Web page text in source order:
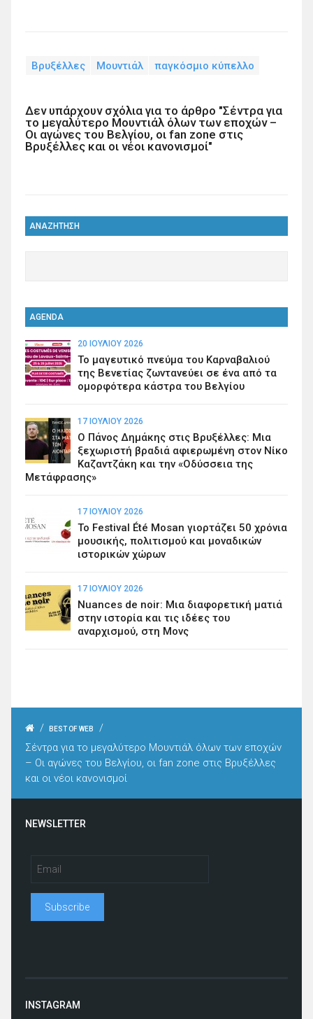
Βρυξέλλες Μουντιάλ παγκόσμιο κύπελλο
Δεν υπάρχουν σχόλια για το άρθρο "Σέντρα για
το μεγαλύτερο Μουντιάλ όλων των εποχών –
Οι αγώνες του Βελγίου, οι fan zone στις
Βρυξέλλες και οι νέοι κανονισμοί"
ΑΝΑΖΗΤΗΣΗ
AGENDA
20 ΙΟΥΛΊΟΥ 2026
Το μαγευτικό πνεύμα του Καρναβαλιού
της Βενετίας ζωντανεύει σε ένα από τα
ομορφότερα κάστρα του Βελγίου
17 ΙΟΥΛΊΟΥ 2026
Ο Πάνος Δημάκης στις Βρυξέλλες: Μια
ξεχωριστή βραδιά αφιερωμένη στον Νίκο
Καζαντζάκη και την «Οδύσσεια της
Μετάφρασης»
17 ΙΟΥΛΊΟΥ 2026
Το Festival Été Mosan γιορτάζει 50 χρόνια
μουσικής, πολιτισμού και μοναδικών
ιστορικών χώρων
17 ΙΟΥΛΊΟΥ 2026
Nuances de noir: Μια διαφορετική ματιά
στην ιστορία και τις ιδέες του
αναρχισμού, στη Μονς
/ BEST OF WEB
/
Σέντρα για το μεγαλύτερο Μουντιάλ όλων των εποχών
– Οι αγώνες του Βελγίου, οι fan zone στις Βρυξέλλες
και οι νέοι κανονισμοί
NEWSLETTER
INSTAGRAM